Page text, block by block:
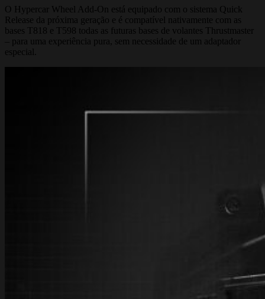
O Hypercar Wheel Add-On está equipado com o sistema Quick
Release da próxima geração e é compatível nativamente com as
bases T818 e T598 todas as futuras bases de volantes Thrustmaster
– para uma experiência pura, sem necessidade de um adaptador
especial.